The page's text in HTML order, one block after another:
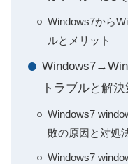
Windows7から
ルとメリット
トラブルと解
Windows7
敗の原因と対処
Windows7